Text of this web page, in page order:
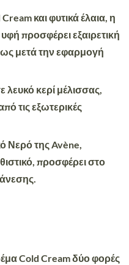
και φυτικά έλαια, η
προσφέρει εξαιρετική
μετά την εφαρμογή
λευκό κερί μέλισσας,
τις εξωτερικές
Νερό της Avène,
προσφέρει στο
Cold Cream δύο φορές